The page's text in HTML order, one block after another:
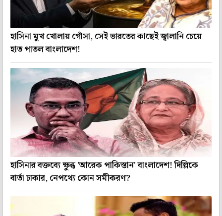
হাসিনা মুখ খোলায় গোঁসা, সেই ভারতের কাছেই জ্বালানি চেয়ে
হাত পাতল বাংলাদেশ!
হাসিনার বক্তব্যে ক্ষুব্ধ 'আরেক পাকিস্তান' বাংলাদেশ! দিল্লিকে
বার্তা ঢাকার, নেপথ্যে কোন সমীকরণ?